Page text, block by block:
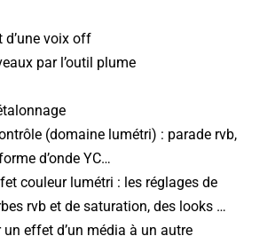
d’une voix off
par l’outil plume
(domaine lumétri) : parade rvb,
d’onde YC…
couleur lumétri : les réglages de
rvb et de saturation, des looks …
un effet d’un média à un autre